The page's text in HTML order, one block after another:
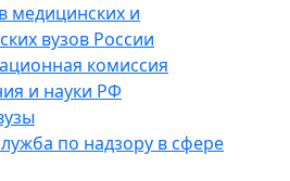
медицинских и
вузов России
комиссия
и науки РФ
по надзору в сфере